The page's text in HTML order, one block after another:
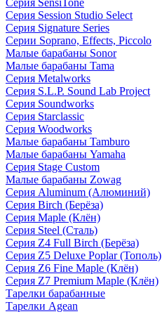
Серия SensiTone
Серия Session Studio Select
Серия Signature Series
Серии Soprano, Effects, Piccolo
Малые барабаны Sonor
Малые барабаны Tama
Серия Metalworks
Серия S.L.P. Sound Lab Project
Серия Soundworks
Серия Starclassic
Серия Woodworks
Малые барабаны Tamburo
Малые барабаны Yamaha
Серия Stage Custom
Малые барабаны Zowag
Серия Aluminum (Алюминий)
Серия Birch (Берёза)
Серия Maple (Клён)
Серия Steel (Сталь)
Серия Z4 Full Birch (Берёза)
Серия Z5 Deluxe Poplar (Тополь)
Серия Z6 Fine Maple (Клён)
Серия Z7 Premium Maple (Клён)
Тарелки барабанные
Тарелки Agean